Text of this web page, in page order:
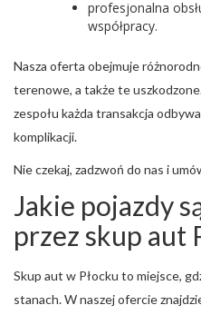
profesjonalna
współpracy.
Nasza oferta obejmuje
terenowe, a także te
zespołu każda transakcja
komplikacji.
Nie czekaj, zadzwoń do nas i
Jakie pojazdy
przez skup aut
Skup aut w Płocku to miejsce,
stanach. W naszej ofercie